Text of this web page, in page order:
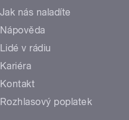
Jak nás naladíte
Nápověda
Lidé v rádiu
Kariéra
Kontakt
Rozhlasový poplatek